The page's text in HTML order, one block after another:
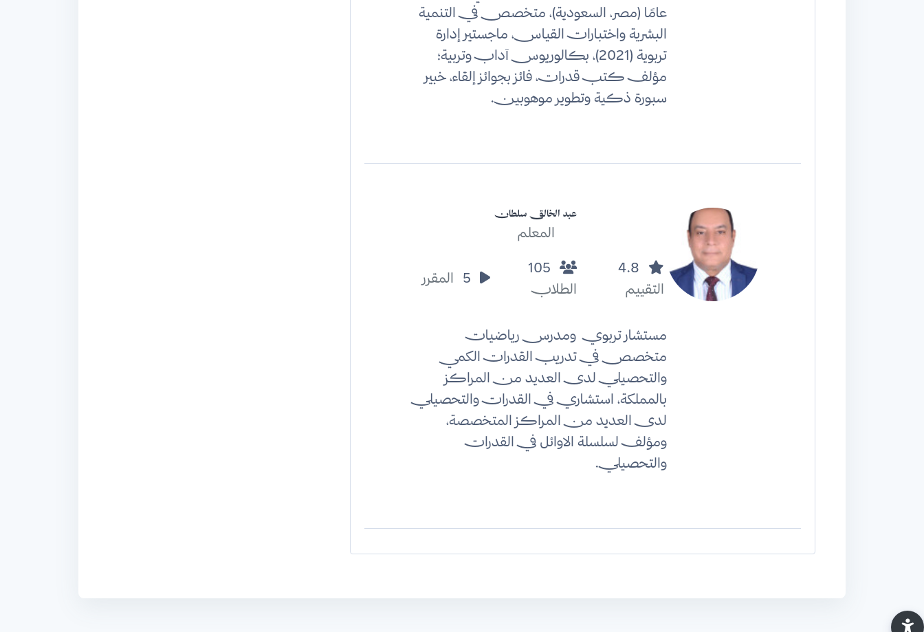
عامًا (مصر، السعودية)، متخصص في التنمية
البشرية واختبارات القياس، ماجستير إدارة
تربوية (2021)، بكالوريوس آداب وتربية؛
مؤلف كتب قدرات، فائز بجوائز إلقاء، خبير
سبورة ذكية وتطوير موهوبين.
عبد الخالق سلطان
المعلم
4.8
التقييم
105
الطلاب
5 المقرر
مستشار تربوي ومدرس رياضيات
متخصص في تدريب القدرات الكمي
والتحصيلي لدى العديد من المراكز
بالمملكة، استشاري في القدرات والتحصيلي
لدى العديد من المراكز المتخصصة،
ومؤلف لسلسلة الاوائل في القدرات
والتحصيلي.